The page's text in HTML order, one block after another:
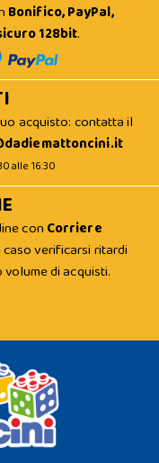
Bonifico, PayPal,
128bit.
acquisto: contatta il
alle 16:30
con Corriere
verificarsi ritardi
di acquisti.